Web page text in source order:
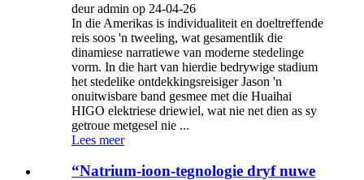
deur admin op 24-04-26
In die Amerikas is individualiteit en doeltreffende
reis soos 'n tweeling, wat gesamentlik die
dinamiese narratiewe van moderne stedelinge
vorm. In die hart van hierdie bedrywige stadium
het stedelike ontdekkingsreisiger Jason 'n
onuitwisbare band gesmee met die Huaihai
HIGO elektriese driewiel, wat nie net dien as sy
getroue metgesel nie ...
Lees meer
“Natrium-ioon-tegnologie dryf nuwe